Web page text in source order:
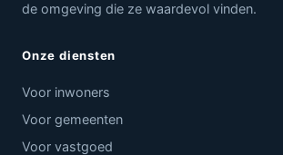
de omgeving die ze waardevol vinden.
Onze diensten
Voor inwoners
Voor gemeenten
Voor vastgoed